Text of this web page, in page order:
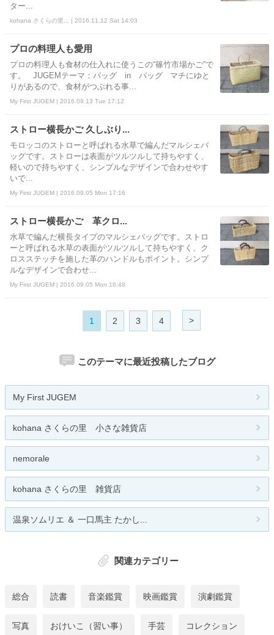
ター...
kohana さくらの里... | 2016.11.12 Sat 14:03
プロの料理人も愛用
プロの料理人も食材の仕入れに使うこの“篠竹市場かご”で
す。 JUGEMテーマ：バッグ in バッグ マチにゆと
りがあるので、食材がつぶれる事...
My First JUGEM | 2016.09.13 Tue 17:12
ストロー横長かご 久しぶり...
モロッコのストローと呼ばれる水草で編んだマルシェバ
ッグです。ストローは表面がツルツルして持ちやすく、
軽いので持ちやすく、シンプルなデザインで合わせやす
いで...
My First JUGEM | 2016.09.05 Mon 17:16
ストロー横長かご 革クロ...
水草で編んだ横長タイプのマルシェバッグです。ストロ
ーと呼ばれる水草の表面がツルツルして持ちやすく、ク
ロスステッチを施した革のハンドルもポイント。シンプ
ルなデザインで合わせ...
My First JUGEM | 2016.09.05 Mon 16:48
1 2 3 4 >
このテーマに最近投稿したブログ
My First JUGEM
kohana さくらの里 小さな雑貨店
nemorale
kohana さくらの里 雑貨店
温泉ソムリエ ＆ 一口馬主 たかし...
関連カテゴリー
総合 読書 音楽鑑賞 映画鑑賞 演劇鑑賞
写真 おけいこ（習い事） 手芸 コレクション